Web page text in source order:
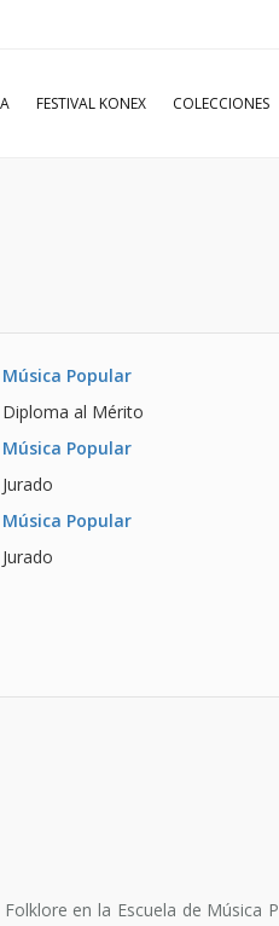
FESTIVAL KONEX COLECCIONES
Música Popular
Diploma al Mérito
Música Popular
Jurado
Música Popular
Jurado
en la Escuela de Música